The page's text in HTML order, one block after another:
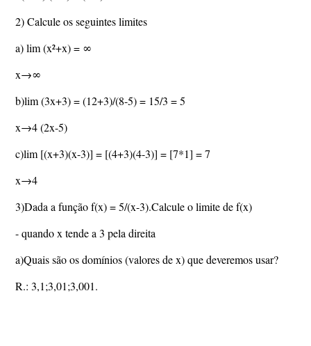
2) Calcule os seguintes limites
a) lim (x²+x) = ∞
x→∞
b)lim (3x+3) = (12+3)/(8-5) = 15/3 = 5
x→4 (2x-5)
c)lim [(x+3)(x-3)] = [(4+3)(4-3)] = [7*1] = 7
x→4
3)Dada a função f(x) = 5/(x-3).Calcule o limite de f(x)
- quando x tende a 3 pela direita
a)Quais são os domínios (valores de x) que deveremos usar?
R.: 3,1;3,01;3,001.